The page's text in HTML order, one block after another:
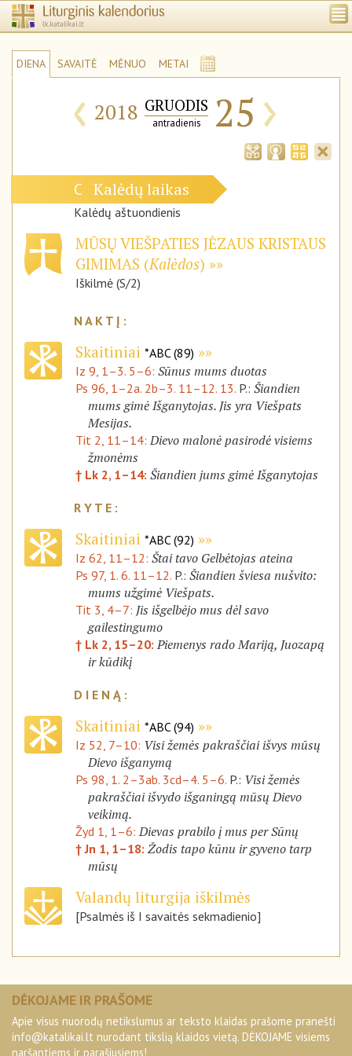
DIENA SAVAITĖ MĖNUO METAI
‹ 2018 GRUODIS
antradienis 25 ›
C Kalėdų laikas
Kalėdų aštuondienis
MŪSŲ VIEŠPATIES JĖZAUS KRISTAUS
GIMIMAS (Kalėdos)
Iškilmė (S/2)
Skaitiniai *ABC (89)
Iz 9, 1–3. 5–6: Sūnus mums duotas
Ps 96, 1–2a. 2b–3. 11–12. 13. P.: Šiandien
mums gimė Išganytojas. Jis yra Viešpats
Mesijas.
Tit 2, 11–14:Dievo malonė pasirodė visiems
žmonėms
† Lk 2, 1–14: Šiandien jums gimė Išganytojas
Skaitiniai *ABC (92)
Iz 62, 11–12: Štai tavo Gelbėtojas ateina
Ps 97, 1. 6. 11–12. P.: Šiandien šviesa nušvito:
mums užgimė Viešpats.
Tit 3, 4–7: Jis išgelbėjo mus dėl savo
gailestingumo
† Lk 2, 15–20:Piemenys rado Mariją, Juozapą
ir kūdikį
Skaitiniai *ABC (94)
Iz 52, 7–10: Visi žemės pakraščiai išvys mūsų
Dievo išganymą
Ps 98, 1. 2–3ab. 3cd–4. 5–6. P.: Visi žemės
pakraščiai išvydo išganingą mūsų Dievo
veikimą.
Žyd 1, 1–6:Dievas prabilo į mus per Sūnų
† Jn 1, 1–18: Žodis tapo kūnu ir gyveno tarp
mūsų
Valandų liturgija iškilmės
[Psalmės iš I savaitės sekmadienio]
DĖKOJAME IR PRAŠOME
Apie visus nuorodų netikslumus ar teksto klaidas prašome pranešti
info@katalikai.lt nurodant tikslią klaidos vietą. DĖKOJAME visiems
naršantiems ir parašiusiems!